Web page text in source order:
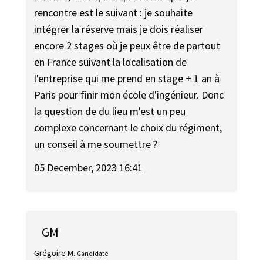
rencontre est le suivant : je souhaite
intégrer la réserve mais je dois réaliser
encore 2 stages où je peux être de partout
en France suivant la localisation de
l'entreprise qui me prend en stage + 1 an à
Paris pour finir mon école d'ingénieur. Donc
la question de du lieu m'est un peu
complexe concernant le choix du régiment,
un conseil à me soumettre ?
05 December, 2023 16:41
GM
Grégoire M. Candidate